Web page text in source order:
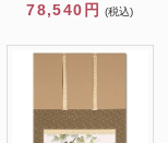
78,540円
(税込)